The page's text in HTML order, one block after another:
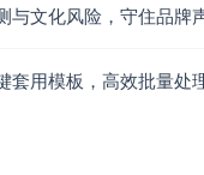
文化风险，守住品牌声
用模板，高效批量处